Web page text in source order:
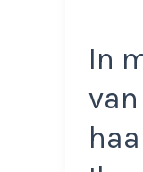
In